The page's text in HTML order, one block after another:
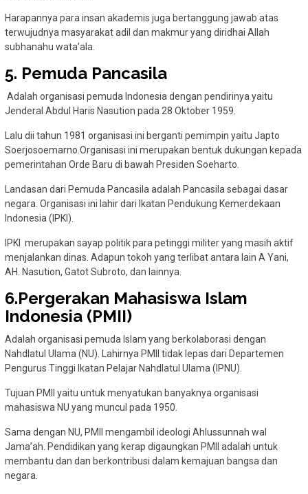
Harapannya para insan akademis juga bertanggung jawab atas
terwujudnya masyarakat adil dan makmur yang diridhai Allah
subhanahu wata’ala.
5. Pemuda Pancasila
Adalah organisasi pemuda Indonesia dengan pendirinya yaitu
Jenderal Abdul Haris Nasution pada 28 Oktober 1959.
Lalu dii tahun 1981 organisasi ini berganti pemimpin yaitu Japto
Soerjosoemarno.Organisasi ini merupakan bentuk dukungan kepada
pemerintahan Orde Baru di bawah Presiden Soeharto.
Landasan dari Pemuda Pancasila adalah Pancasila sebagai dasar
negara. Organisasi ini lahir dari Ikatan Pendukung Kemerdekaan
Indonesia (IPKI).
IPKI merupakan sayap politik para petinggi militer yang masih aktif
menjalankan dinas. Adapun tokoh yang terlibat antara lain A Yani,
AH. Nasution, Gatot Subroto, dan lainnya.
6.Pergerakan Mahasiswa Islam
Indonesia (PMII)
Adalah organisasi pemuda Islam yang berkolaborasi dengan
Nahdlatul Ulama (NU). Lahirnya PMII tidak lepas dari Departemen
Pengurus Tinggi Ikatan Pelajar Nahdlatul Ulama (IPNU).
Tujuan PMII yaitu untuk menyatukan banyaknya organisasi
mahasiswa NU yang muncul pada 1950.
Sama dengan NU, PMII mengambil ideologi Ahlussunnah wal
Jama’ah. Pendidikan yang kerap digaungkan PMII adalah untuk
membantu dan dan berkontribusi dalam kemajuan bangsa dan
negara.